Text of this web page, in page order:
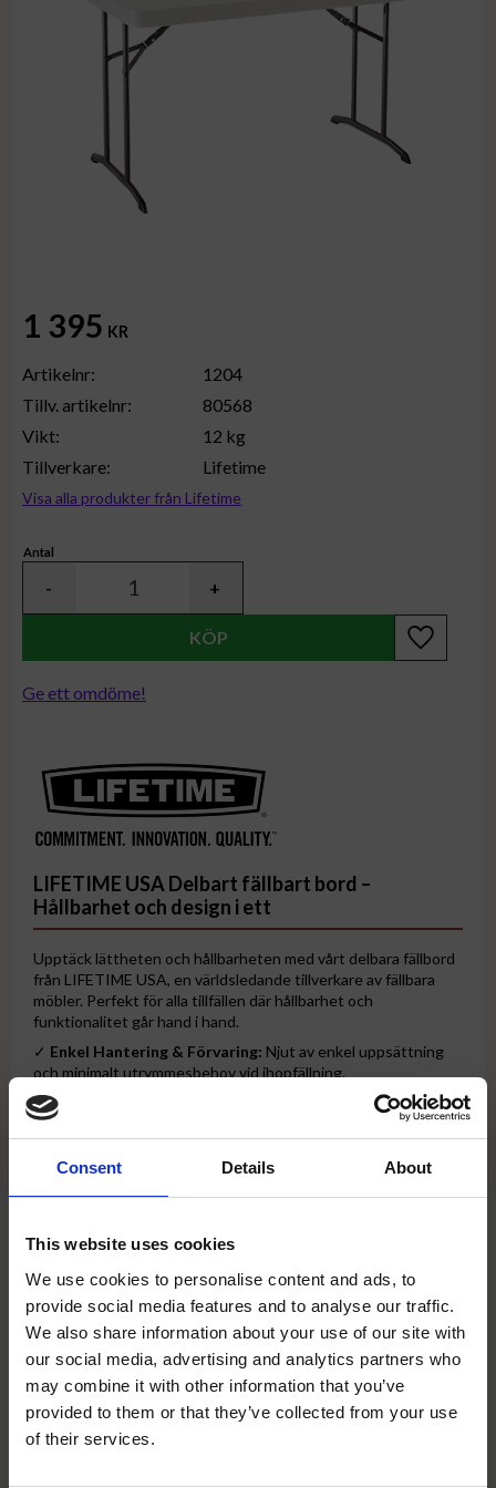
Consent Details About
This website uses cookies
We use cookies to personalise content and ads, to
provide social media features and to analyse our traffic.
We also share information about your use of our site with
our social media, advertising and analytics partners who
may combine it with other information that you’ve
provided to them or that they’ve collected from your use
of their services.
1 395 KR
Antal
+
-
Lägg till i
Artikelnr
1204
Tillv. artikelnr
80568
Vikt
12 kg
Tillverkare
Lifetime
Visa alla produkter från Lifetime
Ge ett omdöme!
LIFETIME USA Delbart fällbart bord –
Hållbarhet och design i ett
Upptäck lättheten och hållbarheten med vårt delbara fällbord
från LIFETIME USA, en världsledande tillverkare av fällbara
möbler. Perfekt för alla tillfällen där hållbarhet och
funktionalitet går hand i hand.
✓ Enkel Hantering & Förvaring: Njut av enkel uppsättning
och minimalt utrymmesbehov vid ihopfällning.
✓Underhållsfritt Material:
Tillverkat för att tåla elementen
– vårt bord av polyethylén och pulverlackerad stål står emot
både fukt och regn.
Storleksvariationer:
Välj mellan en mängd storlekar och
former som kompletterar våra fällstolar och stapelstolar.
lätt att torka ren utan att fläckar uppstår.
✓Marknadens Starkaste Konstruktion: Med en 100%
polyethylen skiva utan tillsatt kalk och UV-skydd, är detta
bord byggt för att vara det bästa valet för alla miljöer.
Produktdetaljer:
Längd: 122 cm
Bredd: 76 cm
close
Välkommen till Sydhandel!